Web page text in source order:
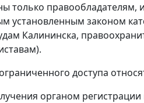
только правообладателям,
установленным законом
Калининска,
доступа
органом